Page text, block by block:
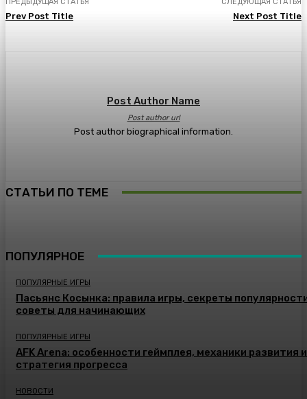
ПРЕДЫДУЩАЯ СТАТЬЯ
Prev Post Title
СЛЕДУЮЩАЯ СТАТЬЯ
Next Post Title
Post Author Name
Post author url
Post author biographical information.
СТАТЬИ ПО ТЕМЕ
ПОПУЛЯРНОЕ
ПОПУЛЯРНЫЕ ИГРЫ
Пасьянс Косынка: правила игры, секреты
советы для начинающих
ПОПУЛЯРНЫЕ ИГРЫ
AFK Arena: особенности геймплея, механики развития и
стратегия прогресса
НОВОСТИ